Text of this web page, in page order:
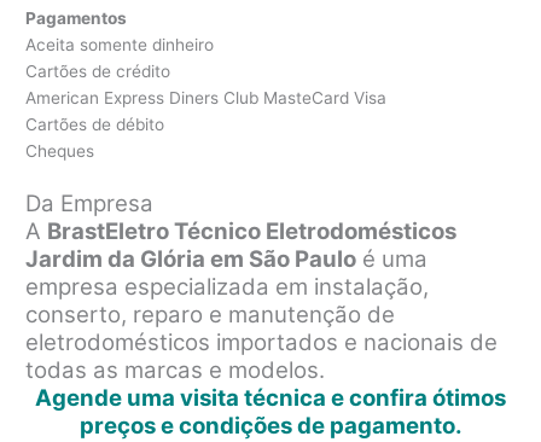
Pagamentos
Aceita somente dinheiro
Cartões de crédito
American Express Diners Club MasteCard Visa
Cartões de débito
Cheques
Da Empresa
A BrastEletro Técnico Eletrodomésticos
Jardim da Glória em São Paulo é uma
empresa especializada em instalação,
conserto, reparo e manutenção de
eletrodomésticos importados e nacionais de
todas as marcas e modelos.
Agende uma visita técnica e confira ótimos
preços e condições de pagamento.